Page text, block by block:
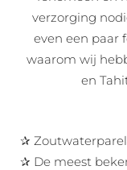
verzorging
even een paar
waarom wij
en
✰
✰ De meest